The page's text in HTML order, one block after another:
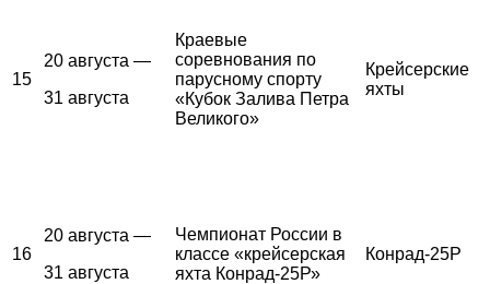
15
20 августа —
31 августа
Краевые
соревнования по
парусному спорту
«Кубок Залива Петра
Великого»
Крейсерские
яхты
16
20 августа —
31 августа
Чемпионат России в
классе «крейсерская
яхта Конрад-25Р»
Конрад-25Р